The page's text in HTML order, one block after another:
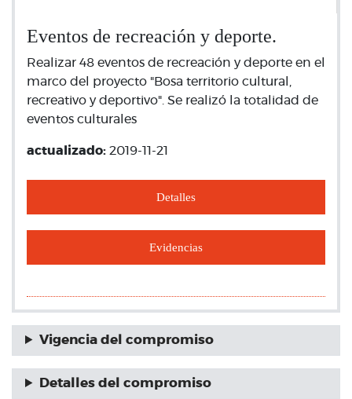
Eventos de recreación y deporte.
Realizar 48 eventos de recreación y deporte en el
marco del proyecto "Bosa territorio cultural,
recreativo y deportivo". Se realizó la totalidad de
eventos culturales
actualizado: 2019-11-21
Detalles
Evidencias
Vigencia del compromiso
Detalles del compromiso